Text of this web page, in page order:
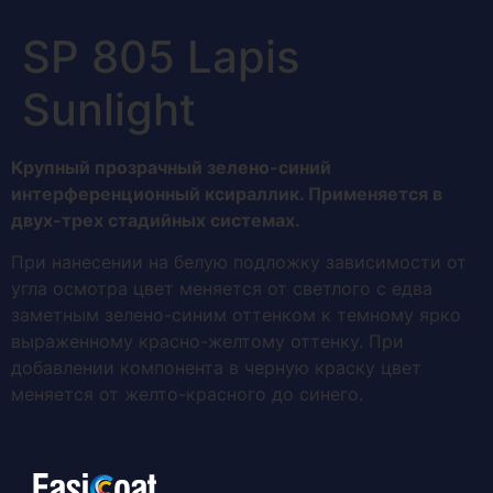
SP 805 Lapis
Sunlight
Крупный прозрачный зелено-синий
интерференционный ксираллик. Применяется в
двух-трех стадийных системах.
При нанесении на белую подложку зависимости от
угла осмотра цвет меняется от светлого с едва
заметным зелено-синим оттенком к темному ярко
выраженному красно-желтому оттенку. При
добавлении компонента в черную краску цвет
меняется от желто-красного до синего.